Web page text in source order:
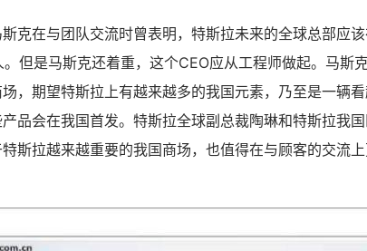
克在与团队交流时曾表明，特斯拉未来的全球总部应
但是马斯克还着重，这个CEO应从工程师做起。马斯
，期望特斯拉上有越来越多的我国元素，乃至是一辆
品会在我国首发。特斯拉全球副总裁陶琳和特斯拉我
斯拉越来越重要的我国商场，也值得在与顾客的交流